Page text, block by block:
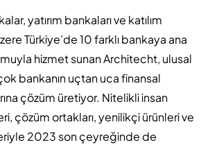
yatırım bankaları ve katılım
Türkiye’de 10 farklı bankaya ana
hizmet sunan Architecht, ulusal
bankanın uçtan uca finansal
çözüm üretiyor. Nitelikli insan
çözüm ortakları, yenilikçi ürünleri ve
2023 son çeyreğinde de